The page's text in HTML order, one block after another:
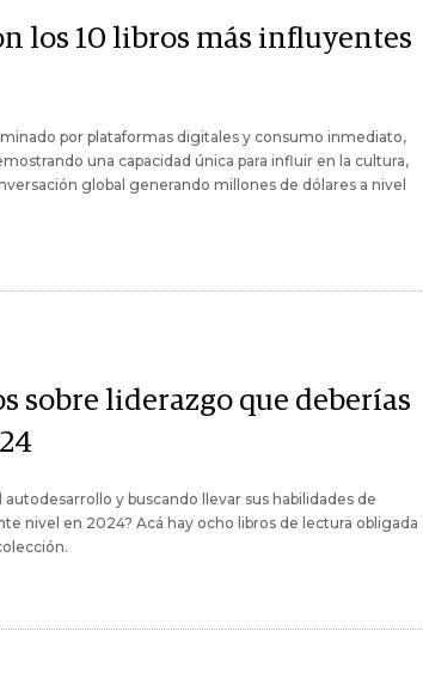
los 10 libros más influyentes
por plataformas digitales y consumo inmediato,
una capacidad única para influir en la cultura,
global generando millones de dólares a nivel
sobre liderazgo que deberías
autodesarrollo y buscando llevar sus habilidades de
nivel en 2024? Acá hay ocho libros de lectura obligada